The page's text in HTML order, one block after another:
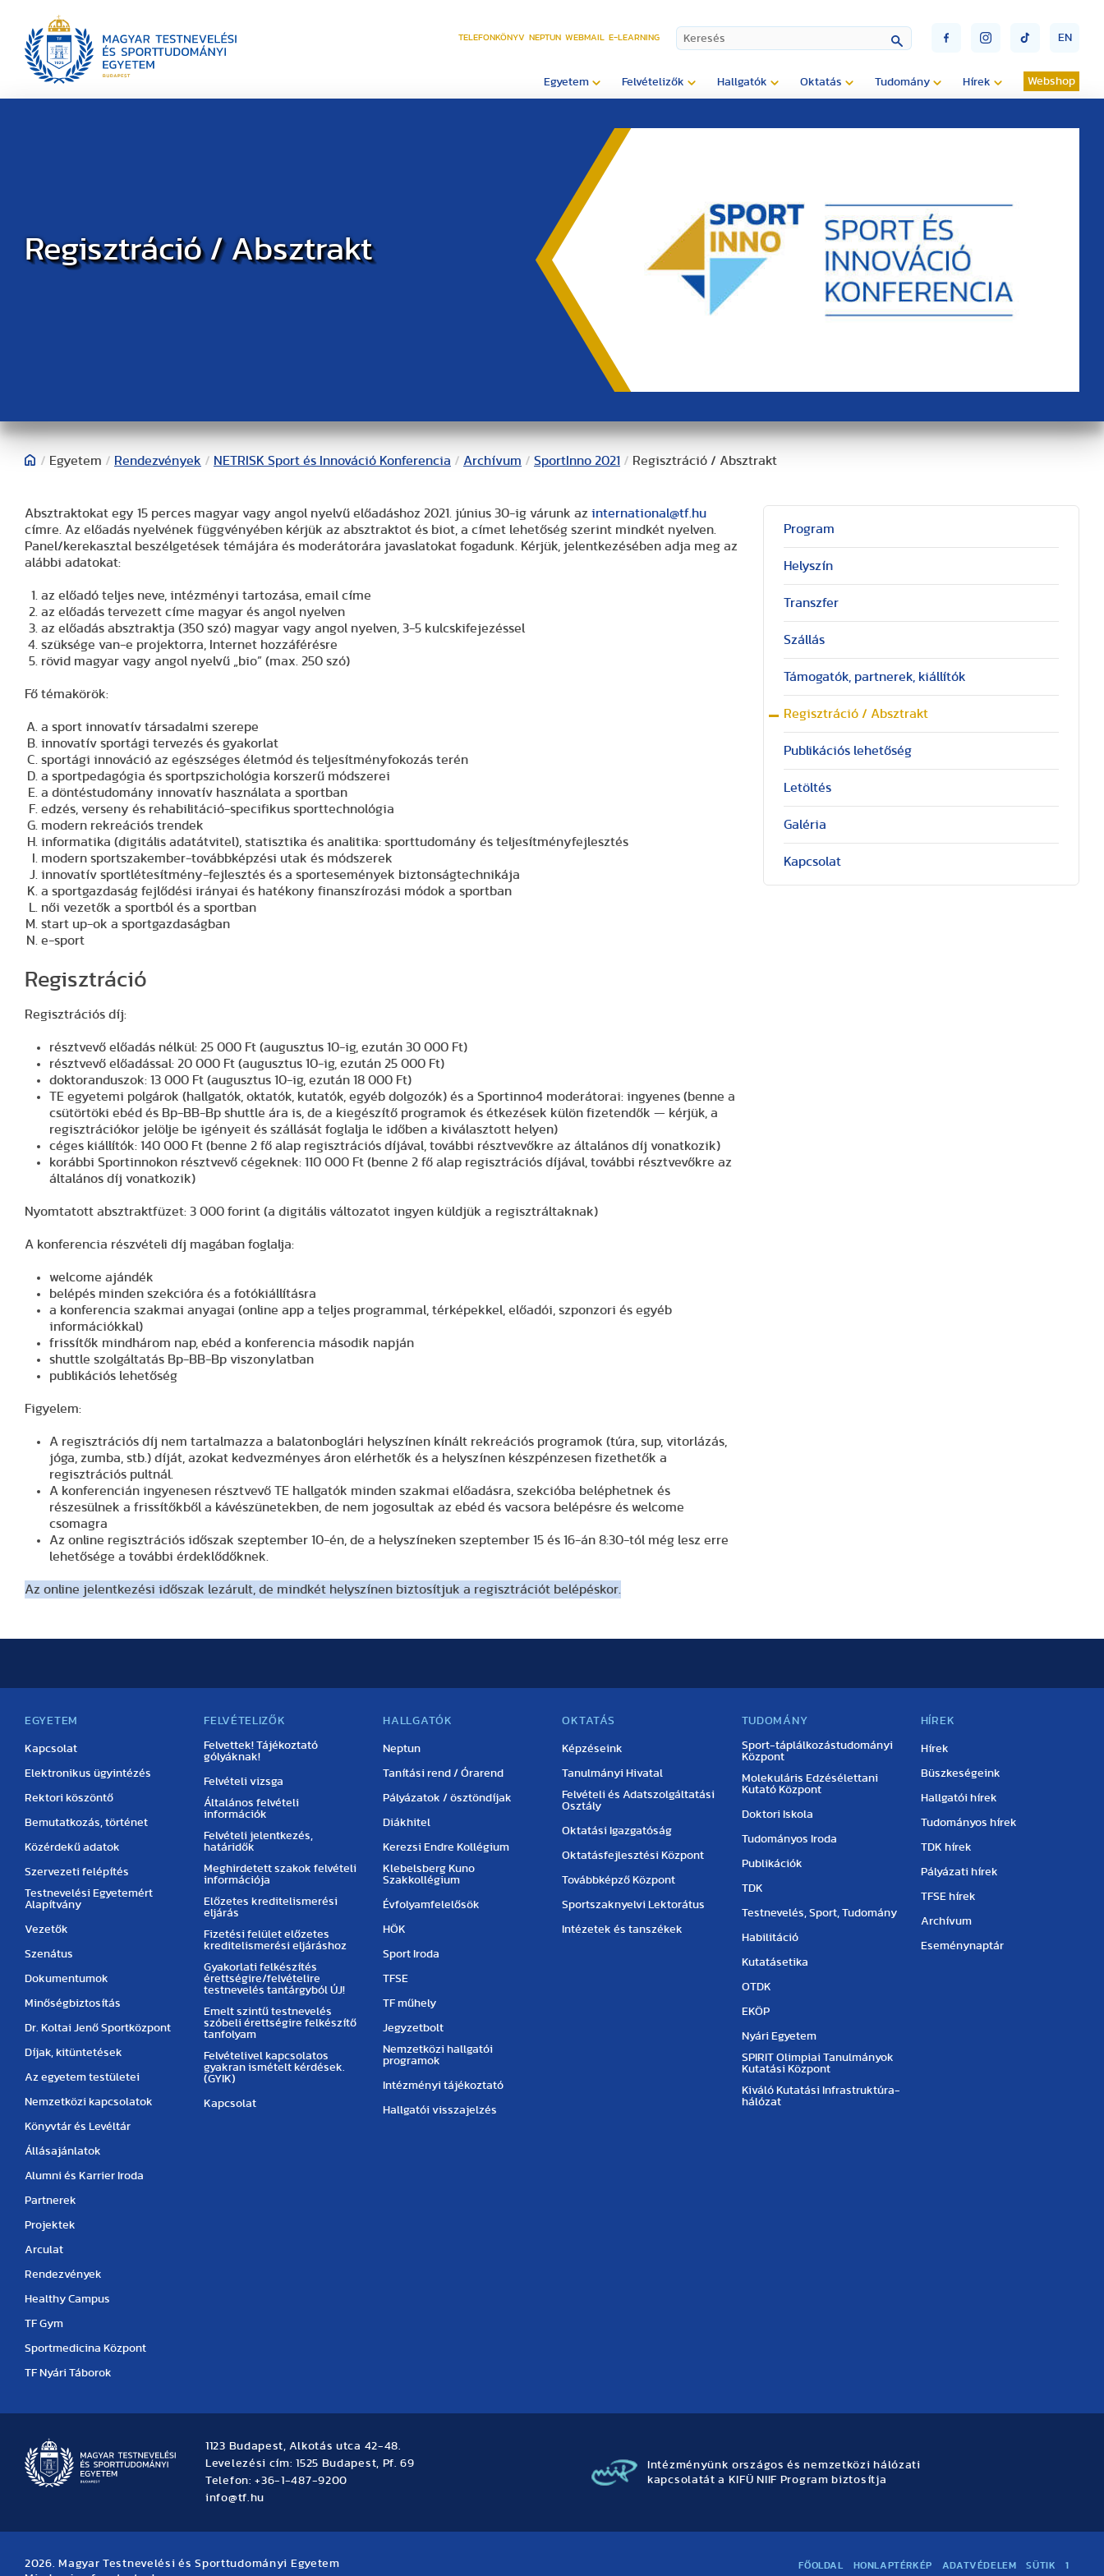
TELEFONKÖNYV NEPTUN WEBMAIL E-LEARNING EN
Egyetem Felvételizők Hallgatók Oktatás Tudomány Hírek Webshop
Regisztráció / Absztrakt
/ Egyetem / Rendezvények / NETRISK Sport és Innováció Konferencia / Archívum / SportInno 2021 / Regisztráció / Absztrakt
Absztraktokat egy 15 perces magyar vagy angol nyelvű előadáshoz 2021. június 30-ig várunk az international@tf.hu
címre. Az előadás nyelvének függvényében kérjük az absztraktot és biot, a címet lehetőség szerint mindkét nyelven.
Panel/kerekasztal beszélgetések témájára és moderátorára javaslatokat fogadunk. Kérjük, jelentkezésében adja meg az
alábbi adatokat:
az előadó teljes neve, intézményi tartozása, email címe
az előadás tervezett címe magyar és angol nyelven
az előadás absztraktja (350 szó) magyar vagy angol nyelven, 3-5 kulcskifejezéssel
szüksége van-e projektorra, Internet hozzáférésre
rövid magyar vagy angol nyelvű „bio” (max. 250 szó)
Fő témakörök:
a sport innovatív társadalmi szerepe
innovatív sportági tervezés és gyakorlat
sportági innováció az egészséges életmód és teljesítményfokozás terén
a sportpedagógia és sportpszichológia korszerű módszerei
a döntéstudomány innovatív használata a sportban
edzés, verseny és rehabilitáció-specifikus sporttechnológia
modern rekreációs trendek
informatika (digitális adatátvitel), statisztika és analitika: sporttudomány és teljesítményfejlesztés
modern sportszakember-továbbképzési utak és módszerek
innovatív sportlétesítmény-fejlesztés és a sportesemények biztonságtechnikája
a sportgazdaság fejlődési irányai és hatékony finanszírozási módok a sportban
női vezetők a sportból és a sportban
start up-ok a sportgazdaságban
e-sport
Regisztráció
Regisztrációs díj:
résztvevő előadás nélkül: 25 000 Ft (augusztus 10-ig, ezután 30 000 Ft)
résztvevő előadással: 20 000 Ft (augusztus 10-ig, ezután 25 000 Ft)
doktoranduszok: 13 000 Ft (augusztus 10-ig, ezután 18 000 Ft)
TE egyetemi polgárok (hallgatók, oktatók, kutatók, egyéb dolgozók) és a Sportinno4 moderátorai: ingyenes (benne a
csütörtöki ebéd és Bp-BB-Bp shuttle ára is, de a kiegészítő programok és étkezések külön fizetendők — kérjük, a
regisztrációkor jelölje be igényeit és szállását foglalja le időben a kiválasztott helyen)
céges kiállítók: 140 000 Ft (benne 2 fő alap regisztrációs díjával, további résztvevőkre az általános díj vonatkozik)
korábbi Sportinnokon résztvevő cégeknek: 110 000 Ft (benne 2 fő alap regisztrációs díjával, további résztvevőkre az
általános díj vonatkozik)
Nyomtatott absztraktfüzet: 3 000 forint (a digitális változatot ingyen küldjük a regisztráltaknak)
A konferencia részvételi díj magában foglalja:
welcome ajándék
belépés minden szekcióra és a fotókiállításra
a konferencia szakmai anyagai (online app a teljes programmal, térképekkel, előadói, szponzori és egyéb
információkkal)
frissítők mindhárom nap, ebéd a konferencia második napján
shuttle szolgáltatás Bp-BB-Bp viszonylatban
publikációs lehetőség
Figyelem:
A regisztrációs díj nem tartalmazza a balatonboglári helyszínen kínált rekreációs programok (túra, sup, vitorlázás,
jóga, zumba, stb.) díját, azokat kedvezményes áron elérhetők és a helyszínen készpénzesen fizethetők a
regisztrációs pultnál.
A konferencián ingyenesen résztvevő TE hallgatók minden szakmai előadásra, szekcióba beléphetnek és
részesülnek a frissítőkből a kávészünetekben, de nem jogosultak az ebéd és vacsora belépésre és welcome
csomagra
Az online regisztrációs időszak szeptember 10-én, de a helyszíneken szeptember 15 és 16-án 8:30-tól még lesz erre
lehetősége a további érdeklődőknek.
Az online jelentkezési időszak lezárult, de mindkét helyszínen biztosítjuk a regisztrációt belépéskor.
Program
Helyszín
Transzfer
Szállás
Támogatók, partnerek, kiállítók
Regisztráció / Absztrakt
Publikációs lehetőség
Letöltés
Galéria
Kapcsolat
EGYETEM
Kapcsolat
Elektronikus ügyintézés
Rektori köszöntő
Bemutatkozás, történet
Közérdekű adatok
Szervezeti felépítés
Testnevelési Egyetemért
Alapítvány
Vezetők
Szenátus
Dokumentumok
Minőségbiztosítás
Dr. Koltai Jenő Sportközpont
Díjak, kitüntetések
Az egyetem testületei
Nemzetközi kapcsolatok
Könyvtár és Levéltár
Állásajánlatok
Alumni és Karrier Iroda
Partnerek
Projektek
Arculat
Rendezvények
Healthy Campus
TF Gym
Sportmedicina Központ
TF Nyári Táborok
FELVÉTELIZŐK
Felvettek! Tájékoztató
gólyáknak!
Felvételi vizsga
Általános felvételi
információk
Felvételi jelentkezés,
határidők
Meghirdetett szakok felvételi
információja
Előzetes kreditelismerési
eljárás
Fizetési felület előzetes
kreditelismerési eljáráshoz
Gyakorlati felkészítés
érettségire/felvételire
testnevelés tantárgyból ÚJ!
Emelt szintű testnevelés
szóbeli érettségire felkészítő
tanfolyam
Felvételivel kapcsolatos
gyakran ismételt kérdések.
(GYIK)
Kapcsolat
HALLGATÓK
Neptun
Tanítási rend / Órarend
Pályázatok / ösztöndíjak
Diákhitel
Kerezsi Endre Kollégium
Klebelsberg Kuno
Szakkollégium
Évfolyamfelelősök
HÖK
Sport Iroda
TFSE
TF műhely
Jegyzetbolt
Nemzetközi hallgatói
programok
Intézményi tájékoztató
Hallgatói visszajelzés
OKTATÁS
Képzéseink
Tanulmányi Hivatal
Felvételi és Adatszolgáltatási
Osztály
Oktatási Igazgatóság
Oktatásfejlesztési Központ
Továbbképző Központ
Sportszaknyelvi Lektorátus
Intézetek és tanszékek
TUDOMÁNY
Sport-táplálkozástudományi
Központ
Molekuláris Edzésélettani
Kutató Központ
Doktori Iskola
Tudományos Iroda
Publikációk
TDK
Testnevelés, Sport, Tudomány
Habilitáció
Kutatásetika
OTDK
EKÖP
Nyári Egyetem
SPIRIT Olimpiai Tanulmányok
Kutatási Központ
Kiváló Kutatási Infrastruktúra-
hálózat
HÍREK
Hírek
Büszkeségeink
Hallgatói hírek
Tudományos hírek
TDK hírek
Pályázati hírek
TFSE hírek
Archívum
Eseménynaptár
1123 Budapest, Alkotás utca 42-48.
Levelezési cím: 1525 Budapest, Pf. 69
Telefon: +36-1-487-9200
info@tf.hu
Intézményünk országos és nemzetközi hálózati
kapcsolatát a KIFÜ NIIF Program biztosítja
2026. Magyar Testnevelési és Sporttudományi Egyetem
FŐOLDAL HONLAPTÉRKÉP ADATVÉDELEM SÜTIK 1